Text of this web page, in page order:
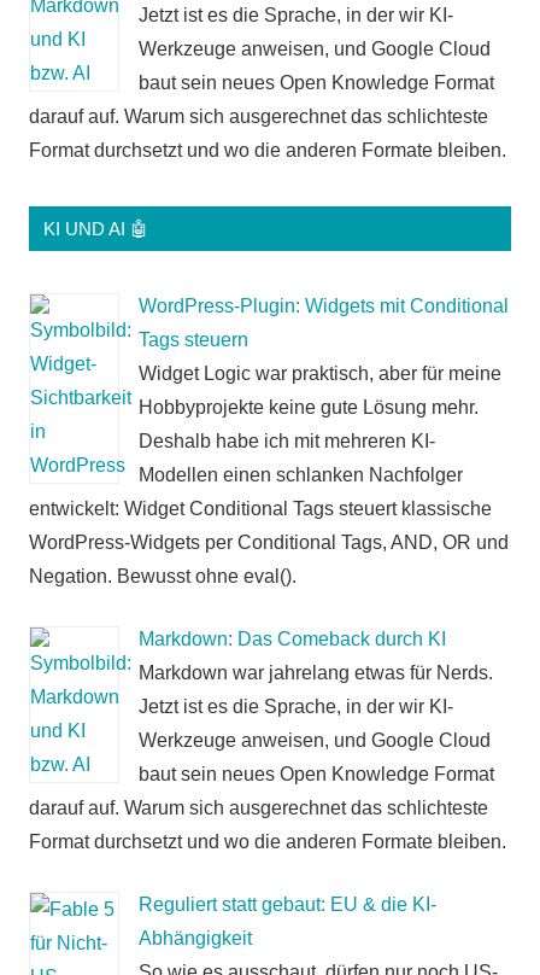
Jetzt ist es die Sprache, in der wir KI-
Werkzeuge anweisen, und Google Cloud
baut sein neues Open Knowledge Format
darauf auf. Warum sich ausgerechnet das schlichteste
Format durchsetzt und wo die anderen Formate bleiben.
KI UND AI 🤖
WordPress-Plugin: Widgets mit Conditional
Tags steuern
Widget Logic war praktisch, aber für meine
Hobbyprojekte keine gute Lösung mehr.
Deshalb habe ich mit mehreren KI-
Modellen einen schlanken Nachfolger
entwickelt: Widget Conditional Tags steuert klassische
WordPress-Widgets per Conditional Tags, AND, OR und
Negation. Bewusst ohne eval().
Markdown: Das Comeback durch KI
Markdown war jahrelang etwas für Nerds.
Jetzt ist es die Sprache, in der wir KI-
Werkzeuge anweisen, und Google Cloud
baut sein neues Open Knowledge Format
darauf auf. Warum sich ausgerechnet das schlichteste
Format durchsetzt und wo die anderen Formate bleiben.
Reguliert statt gebaut: EU & die KI-
Abhängigkeit